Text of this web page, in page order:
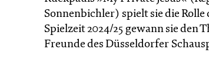
Sonnenbichler) spielt sie die Rolle
Spielzeit 2024/25 gewann sie den
Freunde des Düssel­dorfer